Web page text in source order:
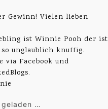
Gewinn! Vielen lieben
ist Winnie Pooh der ist
unglaublich knuffig.
via Facebook und
geladen …